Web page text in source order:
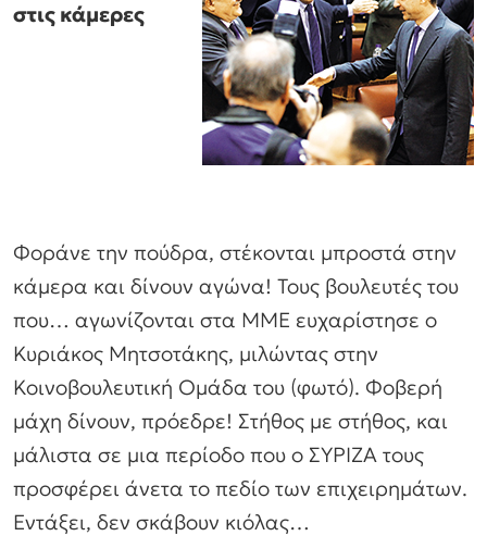
στις κάμερες
Φοράνε την πούδρα, στέκονται μπροστά στην
κάμερα και δίνουν αγώνα! Τους βουλευτές του
που… αγωνίζονται στα ΜΜΕ ευχαρίστησε ο
Κυριάκος Μητσοτάκης, μιλώντας στην
Κοινοβουλευτική Ομάδα του (φωτό). Φοβερή
μάχη δίνουν, πρόεδρε! Στήθος με στήθος, και
μάλιστα σε μια περίοδο που ο ΣΥΡΙΖΑ τους
προσφέρει άνετα το πεδίο των επιχειρημάτων.
Εντάξει, δεν σκάβουν κιόλας…